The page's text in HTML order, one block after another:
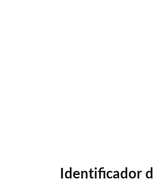
Identificador